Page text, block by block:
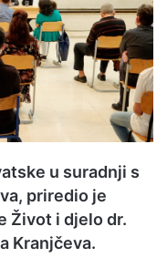
u suradnji s
priredio je
Život i djelo dr.
Kranjčeva.